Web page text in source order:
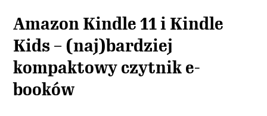
Amazon Kindle 11 i Kindle
Kids – (naj)bardziej
kompaktowy czytnik e-
booków